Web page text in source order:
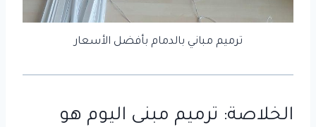
ترميم مباني بالدمام بأفضل الأسعار
الخلاصة: ترميم مبنى اليوم هو